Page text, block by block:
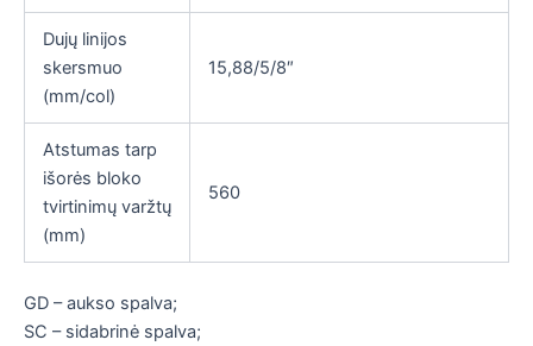
Dujų linijos
skersmuo
(mm/col)
15,88/5/8″
Atstumas tarp
išorės bloko
tvirtinimų varžtų
(mm)
560
GD – aukso spalva;
SC – sidabrinė spalva;